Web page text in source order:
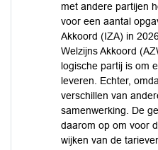
met andere partijen
voor een aantal
Akkoord (IZA) in
Welzijns Akkoord
logische partij is om
leveren. Echter,
verschillen van
samenwerking. De
daarom op om voor
wijken van de